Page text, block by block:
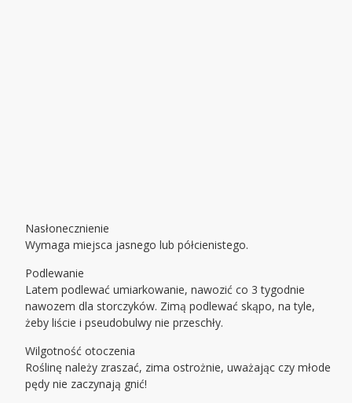
Nasłonecznienie
Wymaga miejsca jasnego lub półcienistego.
Podlewanie
Latem podlewać umiarkowanie, nawozić co 3 tygodnie
nawozem dla storczyków. Zimą podlewać skąpo, na tyle,
żeby liście i pseudobulwy nie przeschły.
Wilgotność otoczenia
Roślinę należy zraszać, zima ostrożnie, uważając czy młode
pędy nie zaczynają gnić!